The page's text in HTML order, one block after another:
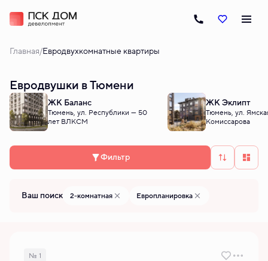
Главная/Евродвухкомнатные квартиры
Евродвушки в Тюмени
ЖК Баланс
Тюмень, ул. Республики — 50
лет ВЛКСМ
ЖК Эклипт
Тюмень, ул.
Комиссарова
Фильтр
Ваш поиск 2-комнатная Европланировка
№ 1